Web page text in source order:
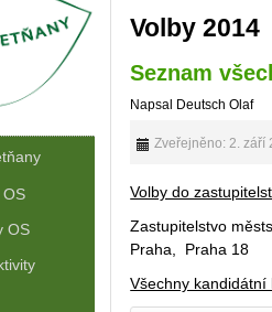
Volby 2014
Seznam
Napsal Deutsch Olaf
Zveřejněno: 2. září
Volby do
Zastupitelstvo
Praha, Praha 18
Všechny kandidátní
OS